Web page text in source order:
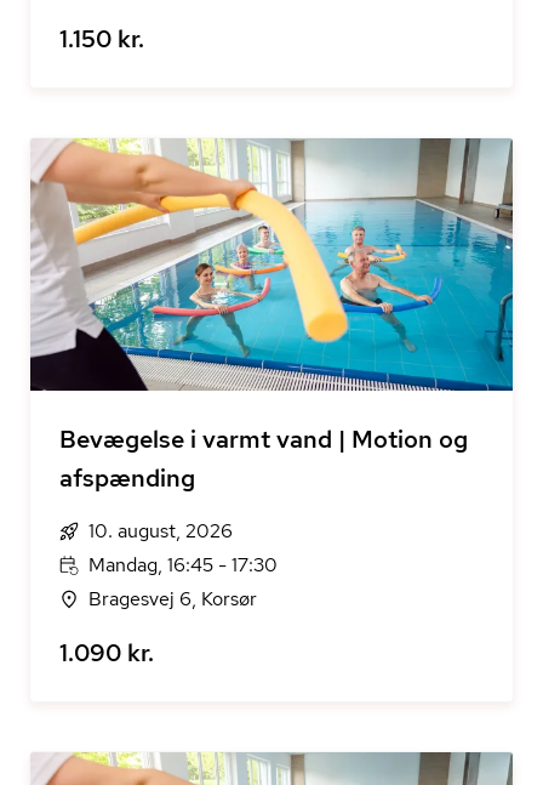
1.150 kr.
Bevægelse i varmt vand | Motion og
afspænding
10. august, 2026
Mandag, 16:45 - 17:30
Bragesvej 6, Korsør
1.090 kr.